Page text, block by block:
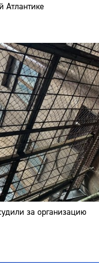
Атлантике
за организацию